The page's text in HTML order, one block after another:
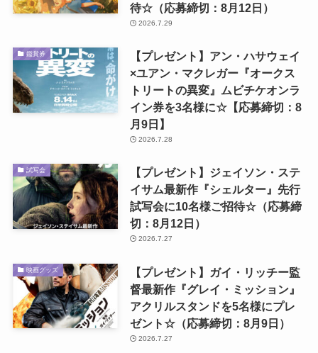
待☆（応募締切：8月12日）
2026.7.29
鑑賞券
【プレゼント】アン・ハサウェイ
×ユアン・マクレガー『オークス
トリートの異変』ムビチケオンラ
イン券を3名様に☆【応募締切：8
月9日】
2026.7.28
試写会
【プレゼント】ジェイソン・ステ
イサム最新作『シェルター』先行
試写会に10名様ご招待☆（応募締
切：8月12日）
2026.7.27
映画グッズ
【プレゼント】ガイ・リッチー監
督最新作『グレイ・ミッション』
アクリルスタンドを5名様にプレ
ゼント☆（応募締切：8月9日）
2026.7.27